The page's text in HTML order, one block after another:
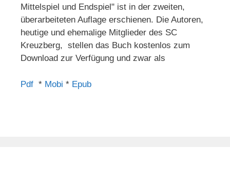
Mittelspiel und Endspiel" ist in der zweiten,
überarbeiteten Auflage erschienen. Die Autoren,
heutige und ehemalige Mitglieder des SC
Kreuzberg, stellen das Buch kostenlos zum
Download zur Verfügung und zwar als
Pdf * Mobi * Epub